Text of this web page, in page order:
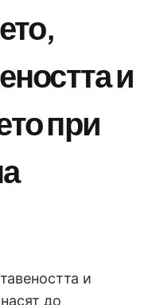
и
при
и
до